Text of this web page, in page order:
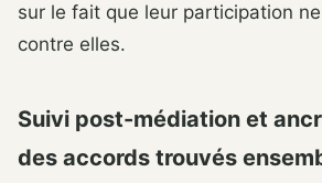
sur le fait que leur participation
contre elles.
Suivi post-médiation et
des accords trouvés